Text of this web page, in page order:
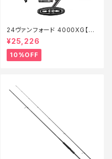
24ヴァンフォード 4000XG【継
続セール_リール】【10】
¥25,226
10%OFF